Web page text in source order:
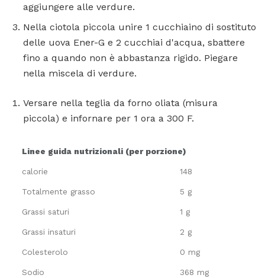
aggiungere alle verdure.
Nella ciotola piccola unire 1 cucchiaino di sostituto
delle uova Ener-G e 2 cucchiai d'acqua, sbattere
fino a quando non è abbastanza rigido. Piegare
nella miscela di verdure.
Versare nella teglia da forno oliata (misura
piccola) e infornare per 1 ora a 300 F.
Linee guida nutrizionali (per porzione)
calorie 148
Totalmente grasso 5 g
Grassi saturi 1 g
Grassi insaturi 2 g
Colesterolo 0 mg
Sodio 368 mg